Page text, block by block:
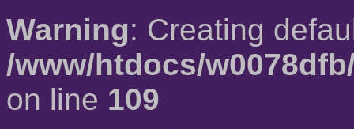
Warning: Creating
/www/htdocs/
on line 109